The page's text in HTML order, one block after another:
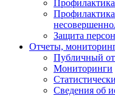
Защита
Отчеты,
Публичный
Мониторинги
Сведения об